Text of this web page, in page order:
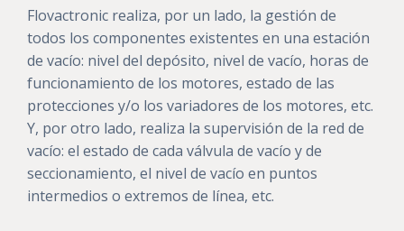
Flovactronic realiza, por un lado, la gestión de
todos los componentes existentes en una estación
de vacío: nivel del depósito, nivel de vacío, horas de
funcionamiento de los motores, estado de las
protecciones y/o los variadores de los motores, etc.
Y, por otro lado, realiza la supervisión de la red de
vacío: el estado de cada válvula de vacío y de
seccionamiento, el nivel de vacío en puntos
intermedios o extremos de línea, etc.